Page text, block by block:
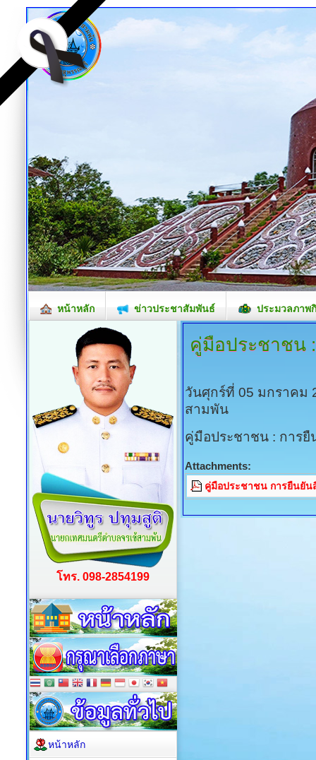
หน้าหลัก ข่าวประชาสัมพันธ์ ประมวลภาพ
คู่มือประชาชน
วันศุกร์ที่ 05 มกราคม
สามพัน
คู่มือประชาชน : การยื
Attachments:
คู่มือประชาชน การยืนยัน
โทร. 098-2854199
หน้าหลัก